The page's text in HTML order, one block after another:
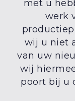
met u
werk
wij u niet
van uw
wij
poort bij u